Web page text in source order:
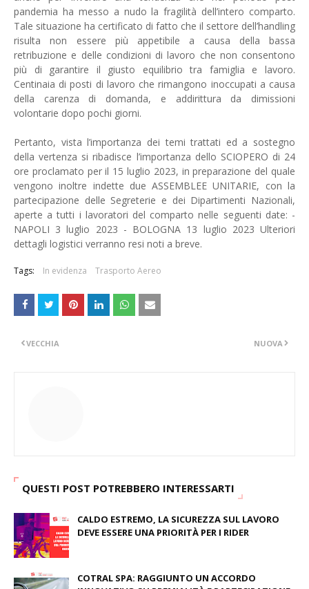
pandemia ha messo a nudo la fragilità dell’intero comparto.
Tale situazione ha certificato di fatto che il settore dell’handling
risulta non essere più appetibile a causa della bassa
retribuzione e delle condizioni di lavoro che non consentono
più di garantire il giusto equilibrio tra famiglia e lavoro.
Centinaia di posti di lavoro che rimangono inoccupati a causa
della carenza di domanda, e addirittura da dimissioni
volontarie dopo pochi giorni.
Pertanto, vista l’importanza dei temi trattati ed a sostegno
della vertenza si ribadisce l’importanza dello SCIOPERO di 24
ore proclamato per il 15 luglio 2023, in preparazione del quale
vengono inoltre indette due ASSEMBLEE UNITARIE, con la
partecipazione delle Segreterie e dei Dipartimenti Nazionali,
aperte a tutti i lavoratori del comparto nelle seguenti date: -
NAPOLI 3 luglio 2023 - BOLOGNA 13 luglio 2023 Ulteriori
dettagli logistici verranno resi noti a breve.
Tags: In evidenza Trasporto Aereo
NUOVA
VECCHIA
QUESTI POST POTREBBERO INTERESSARTI
CALDO ESTREMO, LA SICUREZZA SUL LAVORO
DEVE ESSERE UNA PRIORITÀ PER I RIDER
COTRAL SPA: RAGGIUNTO UN ACCORDO